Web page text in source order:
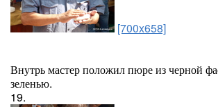
[700x658]
Внутрь мастер положил пюре из черной
зеленью.
19.